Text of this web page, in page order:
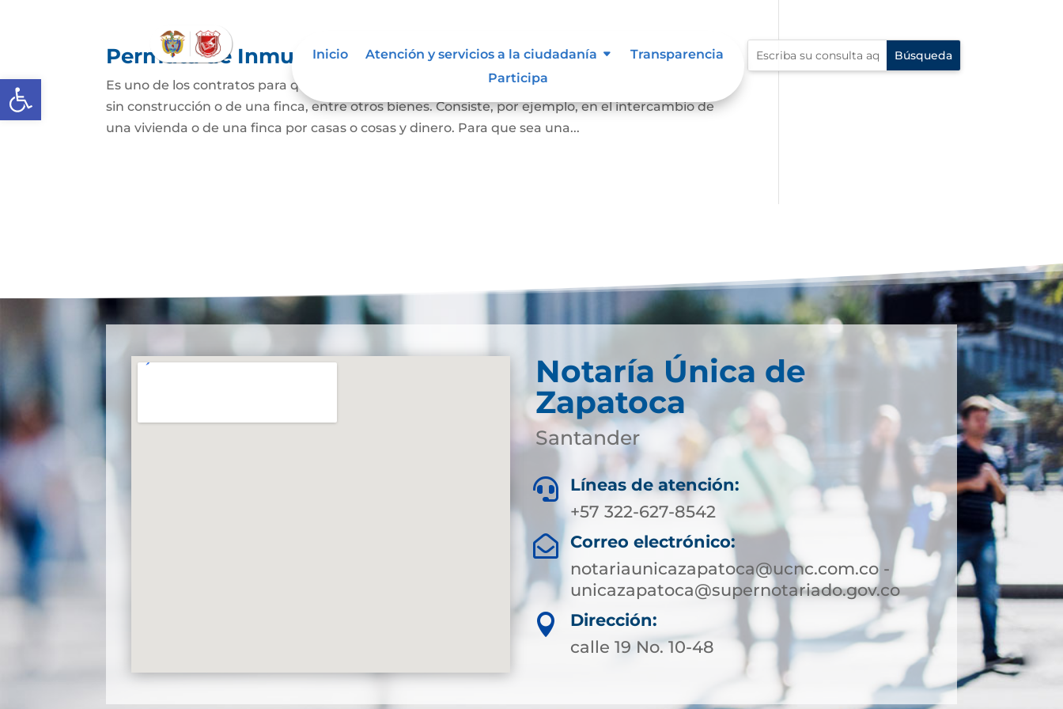
Abrir barra de herramientas
Inicio Atención y servicios a la ciudadanía
Transparencia
Participa
Permuta de Inmuebles
Es uno de los contratos para que una persona se convierta en propietaria de una vivienda, lote
sin construcción o de una finca, entre otros bienes. Consiste, por ejemplo, en el intercambio de
una vivienda o de una finca por casas o cosas y dinero. Para que sea una...
Notaría Única de
Zapatoca
Santander

Líneas de atención:
+57 322-627-8542

Correo electrónico:
notariaunicazapatoca@ucnc.com.co -
unicazapatoca@supernotariado.gov.co

Dirección:
calle 19 No. 10-48